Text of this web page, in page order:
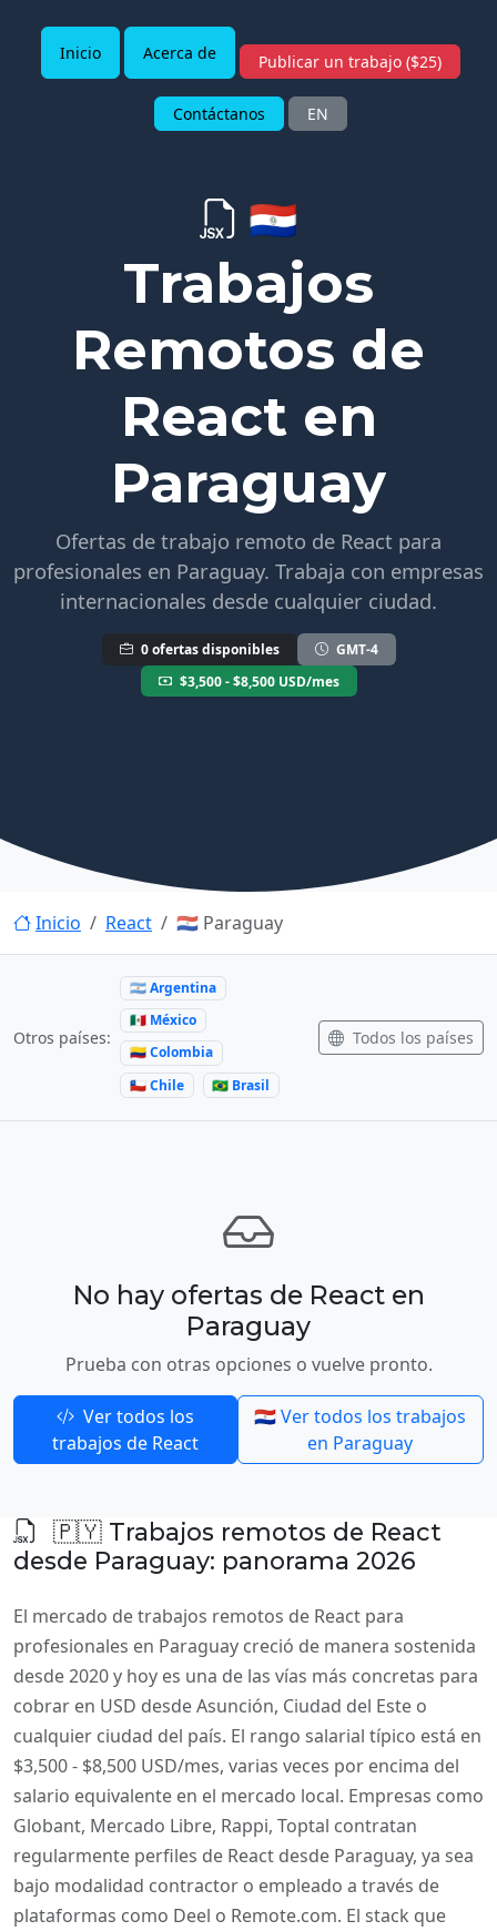
Inicio Acerca de Publicar un trabajo ($25)
Contáctanos EN
🇵🇾
Trabajos
Remotos de
React en
Paraguay
Ofertas de trabajo remoto de React para
profesionales en Paraguay. Trabaja con empresas
internacionales desde cualquier ciudad.
0 ofertas disponibles
GMT-4
$3,500 - $8,500 USD/mes
Inicio React 🇵🇾 Paraguay
Otros países:
🇦🇷 Argentina
🇲🇽 México
🇨🇴 Colombia
🇨🇱 Chile
🇧🇷 Brasil
Todos los países
No hay ofertas de React en
Paraguay
Prueba con otras opciones o vuelve pronto.
Ver todos los
trabajos de React
🇵🇾 Ver todos los trabajos
en Paraguay
🇵🇾 Trabajos remotos de React
desde Paraguay: panorama 2026
El mercado de trabajos remotos de React para
profesionales en Paraguay creció de manera sostenida
desde 2020 y hoy es una de las vías más concretas para
cobrar en USD desde Asunción, Ciudad del Este o
cualquier ciudad del país. El rango salarial típico está en
$3,500 - $8,500 USD/mes, varias veces por encima del
salario equivalente en el mercado local. Empresas como
Globant, Mercado Libre, Rappi, Toptal contratan
regularmente perfiles de React desde Paraguay, ya sea
bajo modalidad contractor o empleado a través de
plataformas como Deel o Remote.com. El stack que